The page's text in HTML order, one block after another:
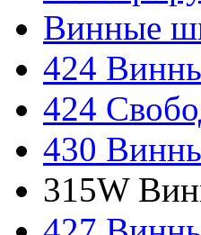
Винные
424
424
430
315W